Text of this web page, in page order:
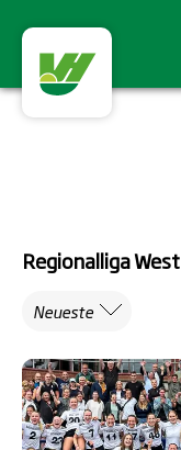
Regionalliga West
Neueste